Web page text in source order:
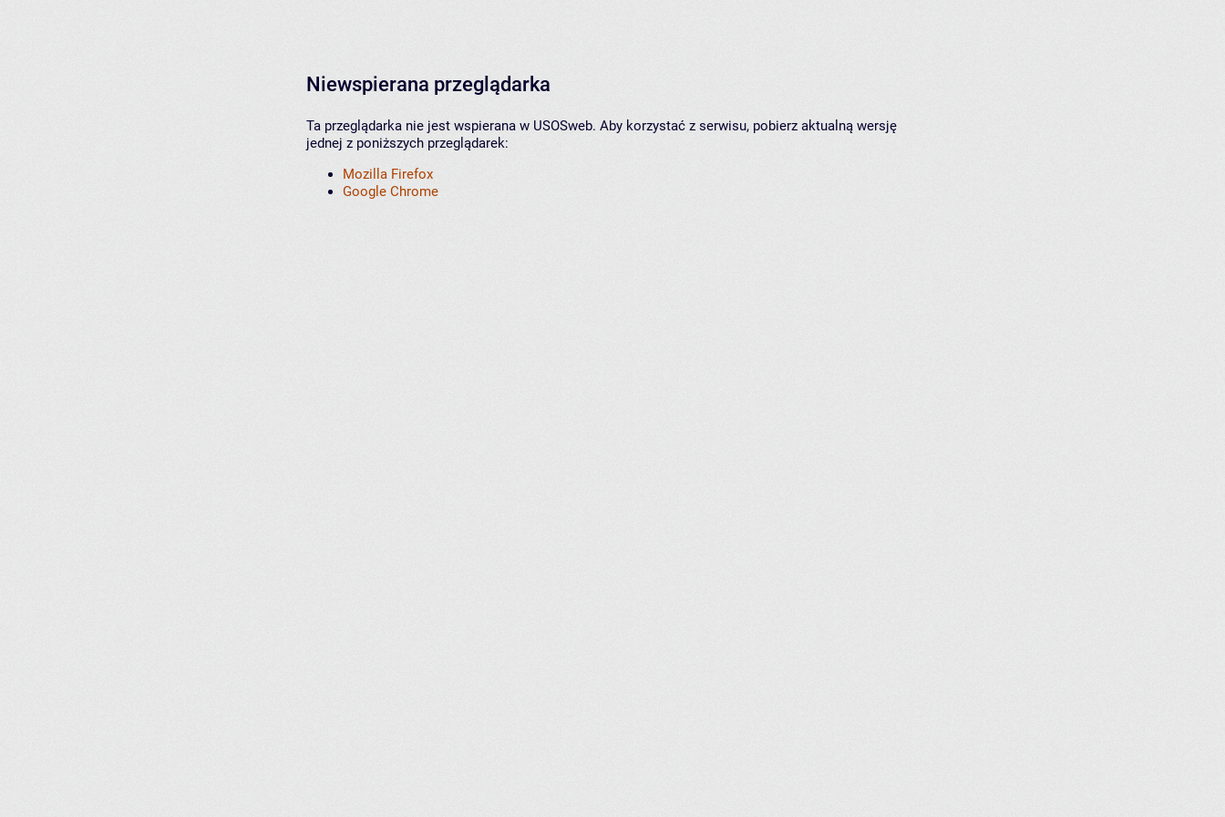
Niewspierana przeglądarka
Ta przeglądarka nie jest wspierana w USOSweb. Aby korzystać z serwisu, pobierz aktualną wersję
jednej z poniższych przeglądarek:
Mozilla Firefox
Google Chrome